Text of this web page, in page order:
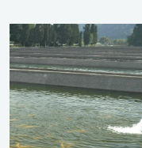
РЫНКИ